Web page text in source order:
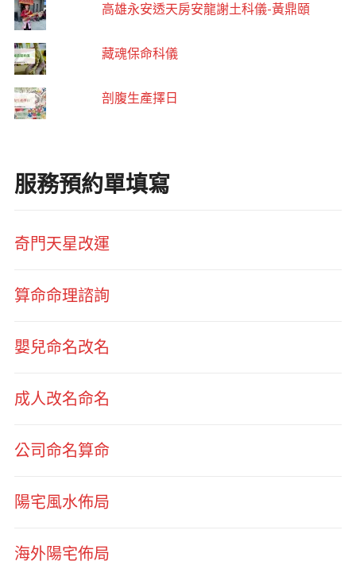
高雄永安透天房安龍謝土科儀-黃鼎頤
藏魂保命科儀
剖腹生產擇日
服務預約單填寫
奇門天星改運
算命命理諮詢
嬰兒命名改名
成人改名命名
公司命名算命
陽宅風水佈局
海外陽宅佈局